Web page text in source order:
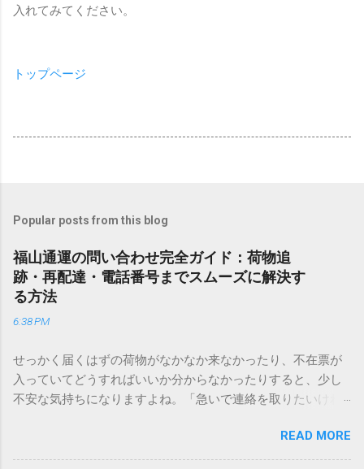
入れてみてください。
トップページ
Popular posts from this blog
福山通運の問い合わせ完全ガイド：荷物追
跡・再配達・電話番号までスムーズに解決す
る方法
6:38 PM
せっかく届くはずの荷物がなかなか来なかったり、不在票が
入っていてどうすればいいか分からなかったりすると、少し
不安な気持ちになりますよね。「急いで連絡を取りたいけれ
きできる？」といった疑問を抱える方も多いはずです。 福山
通運は企業間物流のイメージが強いかもしれませんが、個人
READ MORE